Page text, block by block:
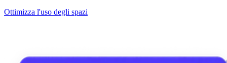
Ottimizza l'uso degli spazi